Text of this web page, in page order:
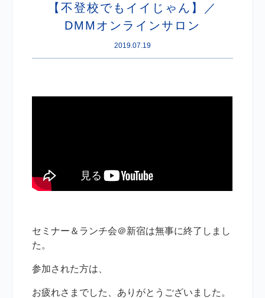
【不登校でもイイじゃん】／
DMMオンラインサロン
2019.07.19
セミナー＆ランチ会＠新宿は無事に終了しまし
た。
参加された方は、
お疲れさまでした、ありがとうございました。